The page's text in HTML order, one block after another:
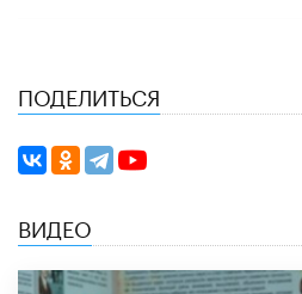
ПОДЕЛИТЬСЯ
ВИДЕО